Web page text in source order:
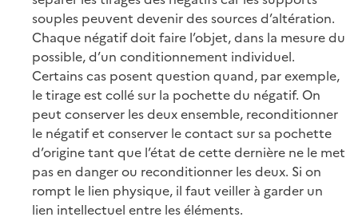
souples peuvent devenir des sources d’altération.
Chaque négatif doit faire l’objet, dans la mesure du
possible, d’un conditionnement individuel.
Certains cas posent question quand, par exemple,
le tirage est collé sur la pochette du négatif. On
peut conserver les deux ensemble, reconditionner
le négatif et conserver le contact sur sa pochette
d’origine tant que l’état de cette dernière ne le met
pas en danger ou reconditionner les deux. Si on
rompt le lien physique, il faut veiller à garder un
lien intellectuel entre les éléments.